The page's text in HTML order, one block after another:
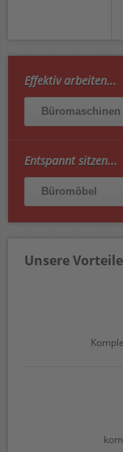
Effektiv arbeiten...
Büromaschinen
Entspannt sitzen...
Büromöbel
Unsere Vorteile